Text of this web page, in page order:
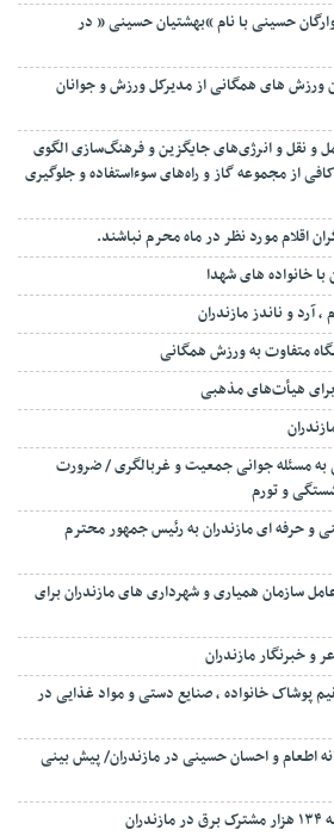
حسینی با نام “بهشتیان حسینی ” در
ورزش های همگانی از مدیرکل ورزش و جوانان
نقل و انرژی‌های جایگزین و فرهنگ‌سازی الگوی
مجموعه گاز و راه‌های سوءاستفاده و جلوگیری
اقلام مورد نظر در ماه محرم نباشند.
با خانواده های شهدا
آرد و ناندز مازندران
متفاوت به ورزش همگانی
برای هیأت‌های مذهبی
به مسئله جوانی جمعیت و غربالگری / ضرورت
و تورم
و حرفه ای مازندران به رئیس جمهور محترم
سازمان همیاری و شهرداری های مازندران برای
و خبرنگار مازندران
پوشاک خانواده ، صنایع دستی و مواد غذایی در
اطعام و احسان حسینی در مازندران/ پیش بینی